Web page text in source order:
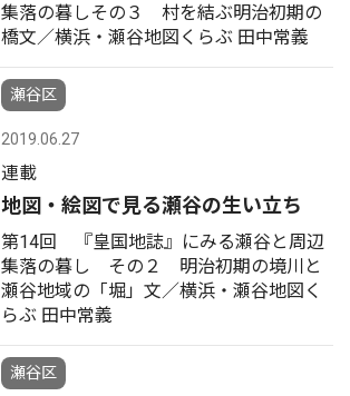
集落の暮しその３ 村を結ぶ明治初期の
橋文／横浜・瀬谷地図くらぶ 田中常義
瀬谷区
2019.06.27
連載
地図・絵図で見る瀬谷の生い立ち
第14回 『皇国地誌』にみる瀬谷と周辺
集落の暮し その２ 明治初期の境川と
瀬谷地域の「堀」文／横浜・瀬谷地図く
らぶ 田中常義
瀬谷区